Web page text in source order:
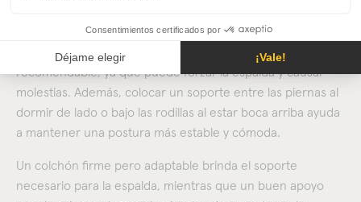
arriba, ya que estas posiciones reducen la presión en la
columna y las articulaciones. Dormir boca abajo no es
recomendable, ya que puede forzar la espalda y causar
molestias. Además, colocar un soporte entre las piernas al
dormir de lado o bajo las rodillas al estar boca arriba ayuda
a mantener una postura más estable y cómoda.
Un colchón firme pero adaptable brinda el soporte
necesario para la espalda, mientras que un buen apoyo